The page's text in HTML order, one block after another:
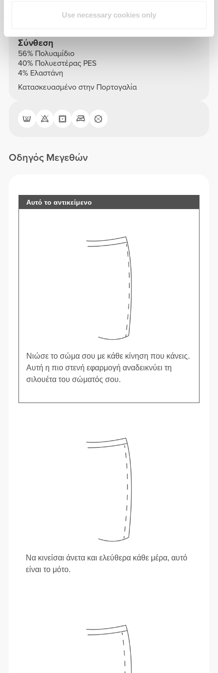
Use necessary cookies only
Σύνθεση
56% Πολυαμίδιο
40% Πολυεστέρας PES
4% Ελαστάνη
Κατασκευασμένο στην Πορτογαλία
Οδηγός Μεγεθών
Αυτό το αντικείμενο
Νιώσε το σώμα σου με κάθε κίνηση που κάνεις.
Αυτή η πιο στενή εφαρμογή αναδεικνύει τη
σιλουέτα του σώματός σου.
Να κινείσαι άνετα και ελεύθερα κάθε μέρα, αυτό
είναι το μότο.